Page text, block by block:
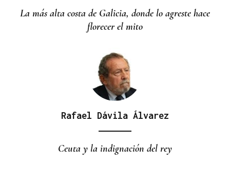
La más alta costa de Galicia, donde lo agreste hace
florecer el mito
Rafael Dávila Álvarez
Ceuta y la indignación del rey